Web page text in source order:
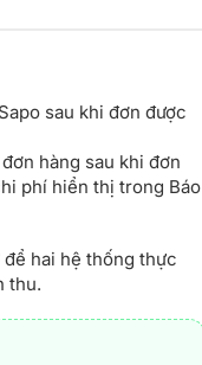
sau khi đơn được
hàng sau khi đơn
phí hiển thị trong Báo
hai hệ thống thực
thu.